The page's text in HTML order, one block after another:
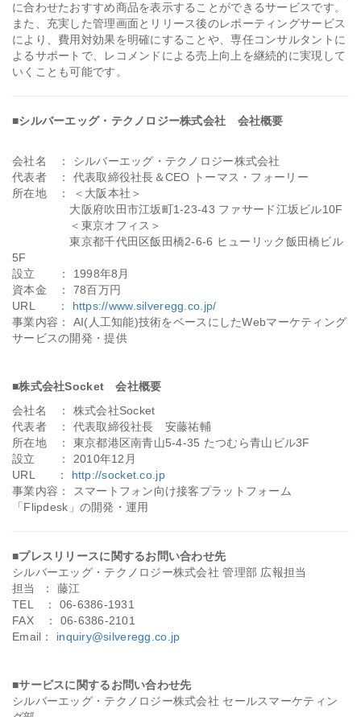
に合わせたおすすめ商品を表示することができるサービスです。
また、充実した管理画面とリリース後のレポーティングサービス
により、費用対効果を明確にすることや、専任コンサルタントに
よるサポートで、レコメンドによる売上向上を継続的に実現して
いくことも可能です。
■シルバーエッグ・テクノロジー株式会社 会社概要​
会社名 ： シルバーエッグ・テクノロジー株式会社
代表者 ： 代表取締役社長＆CEO トーマス・フォーリー
所在地 ： ＜大阪本社＞
大阪府吹田市江坂町1-23-43 ファサード江坂ビル10F
＜東京オフィス＞
東京都千代田区飯田橋2-6-6 ヒューリック飯田橋ビル
5F
設立 ： 1998年8月
資本金 ： 78百万円
URL ： https://www.silveregg.co.jp/
事業内容： AI(人工知能)技術をベースにしたWebマーケティング
サービスの開発・提供
■株式会社Socket 会社概要
会社名 ： 株式会社Socket
代表者 ： 代表取締役社長 安藤祐輔
所在地 ： 東京都港区南青山5-4-35 たつむら青山ビル3F
設立 ： 2010年12月
URL ： http://socket.co.jp
事業内容： スマートフォン向け接客プラットフォーム
「Flipdesk」の開発・運用
■プレスリリースに関するお問い合わせ先
シルバーエッグ・テクノロジー株式会社 管理部 広報担当
担当 ： 藤江
TEL ： 06-6386-1931
FAX ： 06-6386-2101
Email： inquiry@silveregg.co.jp
■サービスに関するお問い合わせ先
シルバーエッグ・テクノロジー株式会社 セールスマーケティン